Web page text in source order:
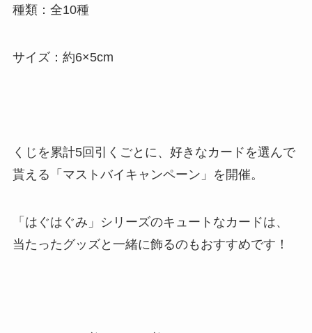
種類：全10種
サイズ：約6×5cm
くじを累計5回引くごとに、好きなカードを選んで
貰える「マストバイキャンペーン」を開催。
「はぐはぐみ」シリーズのキュートなカードは、
当たったグッズと一緒に飾るのもおすすめです！